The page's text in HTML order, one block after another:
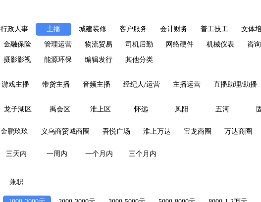
行政人事 主播 城建装修 客户服务 会计财务 普工技工 文体
金融保险 管理运营 物流贸易 司机后勤 网络硬件 机械仪表 咨
摄影影视 能源环保 编辑发行 其他分类
游戏主播 带货主播 音频主播 经纪人/运营 主播运营 直播助理/助播
龙子湖区 禹会区 淮上区 怀远 凤阳 五河
金鹏玖玖 义乌商贸城商圈 吾悦广场 淮上万达 宝龙商圈 万达商圈
三天内 一周内 一个月内
三个月内
兼职